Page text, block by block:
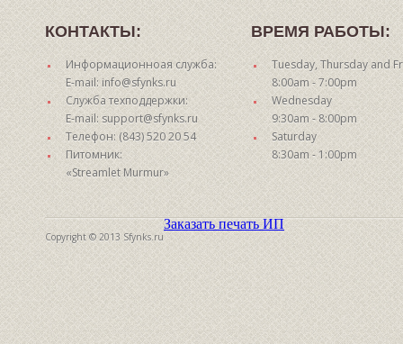
КОНТАКТЫ:
Информационноая служба:
E-mail: info@sfynks.ru
Служба техподдержки:
E-mail: support@sfynks.ru
Телефон: (843) 520 20 54
Питомник:
«Streamlet Murmur»
ВРЕМЯ РАБОТЫ:
Tuesday, Thursday and
8:00am - 7:00pm
Wednesday
9:30am - 8:00pm
Saturday
8:30am - 1:00pm
Copyright © 2013 Sfynks.ru
Заказать печать ИП